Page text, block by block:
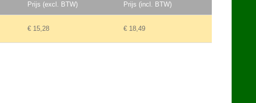
Prijs (excl. BTW) Prijs (incl. BTW)
€ 15,28 € 18,49